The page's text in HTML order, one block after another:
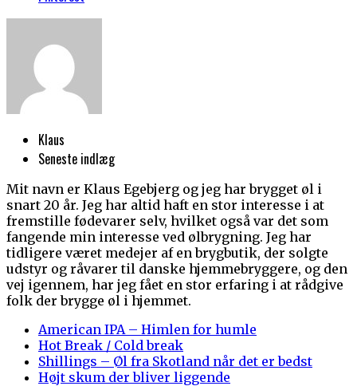
Klaus
Seneste indlæg
Mit navn er Klaus Egebjerg og jeg har brygget øl i
snart 20 år. Jeg har altid haft en stor interesse i at
fremstille fødevarer selv, hvilket også var det som
fangende min interesse ved ølbrygning. Jeg har
tidligere været medejer af en brygbutik, der solgte
udstyr og råvarer til danske hjemmebryggere, og den
vej igennem, har jeg fået en stor erfaring i at rådgive
folk der brygge øl i hjemmet.
American IPA – Himlen for humle
Hot Break / Cold break
Shillings – Øl fra Skotland når det er bedst
Højt skum der bliver liggende